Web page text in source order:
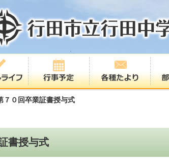
０回卒業証書授与式
書授与式